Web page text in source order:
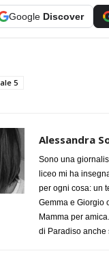
Google Discover
5
Alessandra
Sono una
liceo mi ha
per ogni cosa: un
Gemma e Giorgio
Mamma per
di Paradiso anche